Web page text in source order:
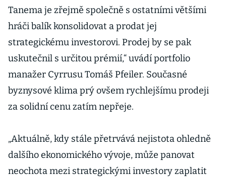
Tanema je zřejmě společně s ostatními většími
hráči balík konsolidovat a prodat jej
strategickému investorovi. Prodej by se pak
uskutečnil s určitou prémií,“ uvádí portfolio
manažer Cyrrusu Tomáš Pfeiler. Současné
byznysové klima prý ovšem rychlejšímu prodeji
za solidní cenu zatím nepřeje.
„Aktuálně, kdy stále přetrvává nejistota ohledně
dalšího ekonomického vývoje, může panovat
neochota mezi strategickými investory zaplatit